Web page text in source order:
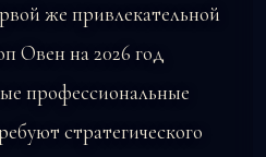
же привлекательной
Овен на 2026 год
профессиональные
стратегического